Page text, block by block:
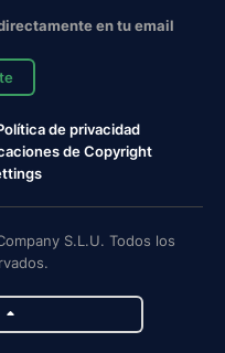
en tu email
de privacidad
de Copyright
S.L.U. Todos los